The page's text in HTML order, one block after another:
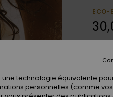
ECO-
technologie équivalente
personnelles (comme